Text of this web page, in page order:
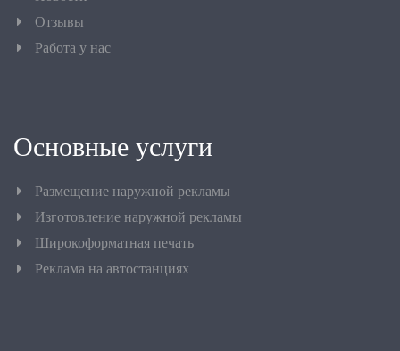
Отзывы
Работа у нас
Основные услуги
Размещение наружной рекламы
Изготовление наружной рекламы
Широкоформатная печать
Реклама на автостанциях